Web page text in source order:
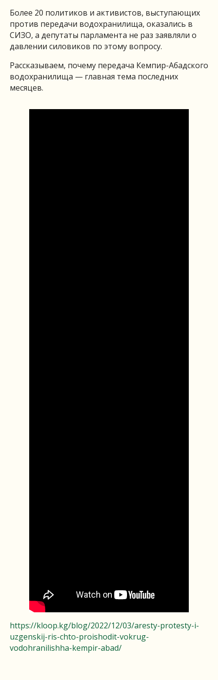
Более 20 политиков и активистов, выступающих
против передачи водохранилища, оказались в
СИЗО, а депутаты парламента не раз заявляли о
давлении силовиков по этому вопросу.
Рассказываем, почему передача Кемпир-Абадского
водохранилища — главная тема последних
месяцев.
https://kloop.kg/blog/2022/12/03/aresty-protesty-i-
uzgenskij-ris-chto-proishodit-vokrug-
vodohranilishha-kempir-abad/